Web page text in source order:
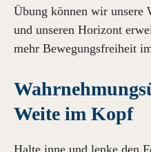
Übung können wir unsere
und unseren Horizont
mehr Bewegungsfreiheit
Weite im Kopf
Halte inne und lenke den